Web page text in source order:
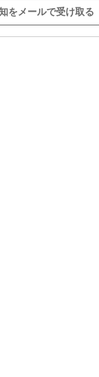
をメールで受け取る